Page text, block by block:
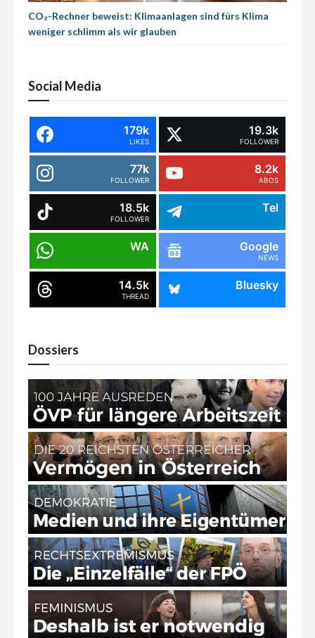
CO₂-Rechner beweist: Klimaanlagen sind fürs Klima
weniger schlimm als wir glauben
Social Media
179k
LIKES
19.3k
FOLLOWER
77k
FOLLOWER
8.2k
ABOS
18.5k
FOLLOWER
Tel
WA Google
NEWS
14.5k
THREAD
Bluesky
Dossiers